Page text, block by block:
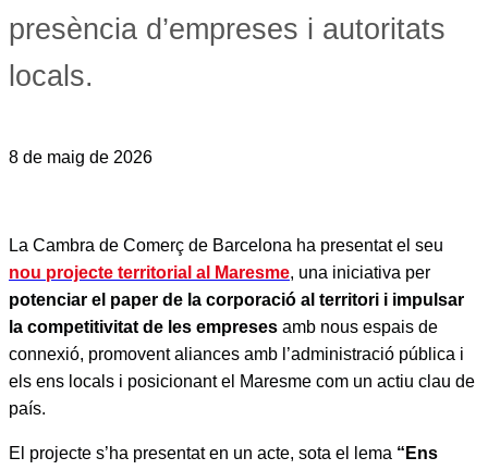
presència d’empreses i autoritats
locals.
8 de maig de 2026
La Cambra de Comerç de Barcelona ha presentat el seu
nou projecte territorial al Maresme, una iniciativa per
potenciar el paper de la corporació al territori i impulsar
la competitivitat de les empreses amb nous espais de
connexió, promovent aliances amb l’administració pública i
els ens locals i posicionant el Maresme com un actiu clau de
país.
El projecte s’ha presentat en un acte, sota el lema “Ens